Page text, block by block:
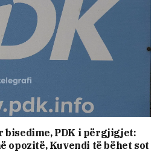
PDK i përgjigjet:
opozitë, Kuvendi të bëhet sot